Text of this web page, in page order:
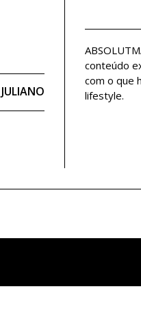
JULIANO
conteúdo
com o que
lifestyle.